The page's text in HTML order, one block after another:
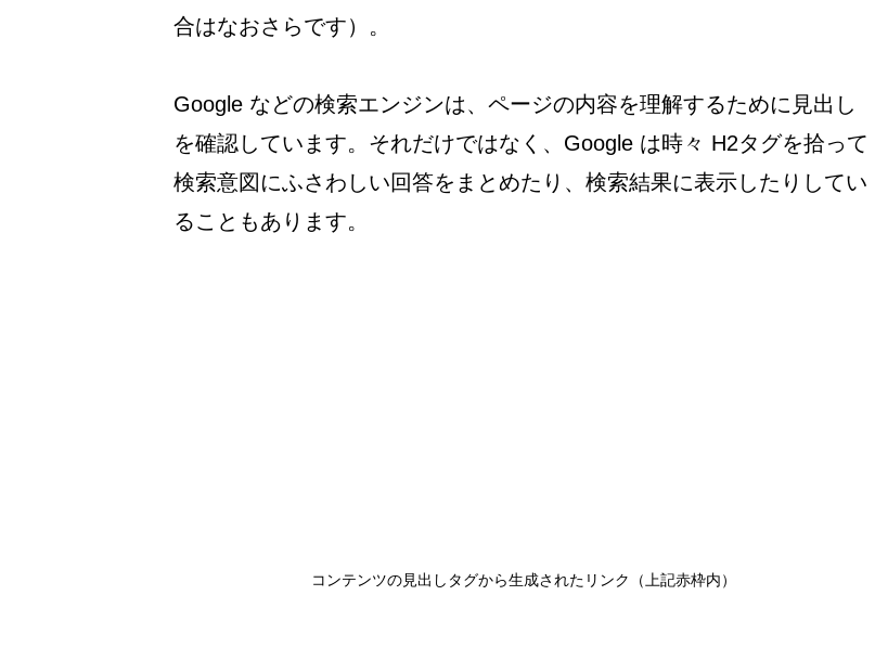
合はなおさらです）。
Google などの検索エンジンは、ページの内容を理解するために見出し
を確認しています。それだけではなく、Google は時々 H2タグを拾って
検索意図にふさわしい回答をまとめたり、検索結果に表示したりしてい
ることもあります。
コンテンツの見出しタグから生成されたリンク（上記赤枠内）